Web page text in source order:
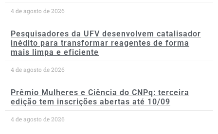
4 de agosto de 2026
Pesquisadores da UFV desenvolvem catalisador
inédito para transformar reagentes de forma
mais limpa e eficiente
4 de agosto de 2026
Prêmio Mulheres e Ciência do CNPq: terceira
edição tem inscrições abertas até 10/09
4 de agosto de 2026